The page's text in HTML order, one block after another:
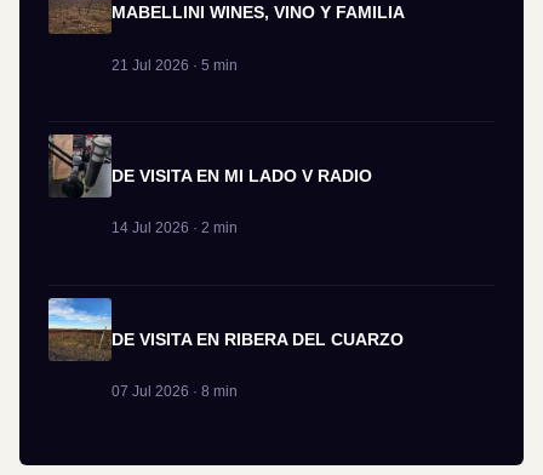
MABELLINI WINES, VINO Y FAMILIA
21 Jul 2026 · 5 min
DE VISITA EN MI LADO V RADIO
14 Jul 2026 · 2 min
DE VISITA EN RIBERA DEL CUARZO
07 Jul 2026 · 8 min